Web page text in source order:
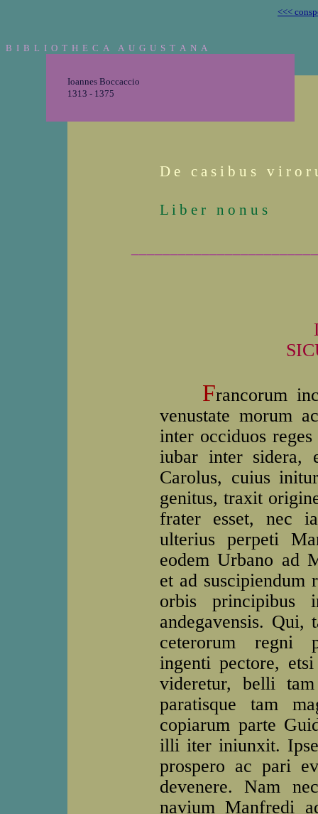
<<<
B I B L I O T H E C A A U G U S T A N A
Ioannes Boccaccio
1313 - 1375
D e c a s i b u s v i r o r
L i b e r n o n u s
Francorum
venustate morum
inter occiduos
iubar inter sidera,
Carolus, cuius
genitus, traxit
frater esset, nec
ulterius perpeti
eodem Urbano ad
et ad suscipiendum
orbis principibus
andegavensis.
ceterorum regni
ingenti pectore,
videretur, belli tam
paratisque tam
copiarum parte
illi iter iniunxit.
prospero ac pari
devenere. Nam
navium Manfredi